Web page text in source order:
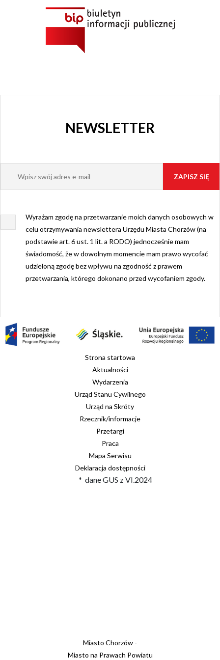
NEWSLETTER
Wyrażam zgodę na przetwarzanie moich danych osobowych w
celu otrzymywania newslettera Urzędu Miasta Chorzów (na
podstawie art. 6 ust. 1 lit. a RODO) jednocześnie mam
świadomość, że w dowolnym momencie mam prawo wycofać
udzieloną zgodę bez wpływu na zgodność z prawem
przetwarzania, którego dokonano przed wycofaniem zgody.
Strona startowa
Aktualności
Wydarzenia
Urząd Stanu Cywilnego
Urząd na Skróty
Rzecznik/informacje
Przetargi
Praca
Mapa Serwisu
Deklaracja dostępności
* dane GUS z VI.2024
Miasto Chorzów -
Miasto na Prawach Powiatu